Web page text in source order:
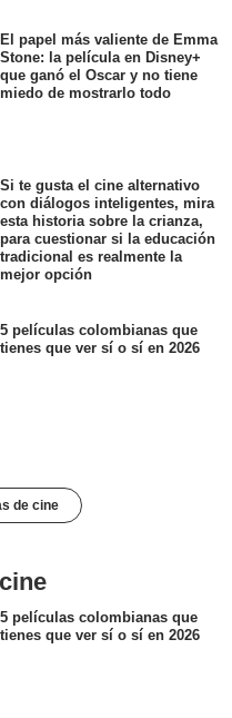
El papel más valiente de Emma
Stone: la película en Disney+
que ganó el Oscar y no tiene
miedo de mostrarlo todo
Si te gusta el cine alternativo
con diálogos inteligentes, mira
esta historia sobre la crianza,
para cuestionar si la educación
tradicional es realmente la
mejor opción
5 películas colombianas que
tienes que ver sí o sí en 2026
de cine
5 películas colombianas que
tienes que ver sí o sí en 2026